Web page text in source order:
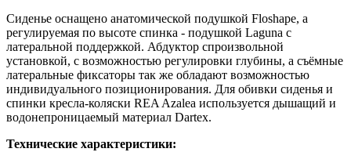
Сиденье оснащено анатомической подушкой Floshape, а
регулируемая по высоте спинка - подушкой Laguna с
латеральной поддержкой. Абдуктор спроизвольной
установкой, с возможностью регулировки глубины, а съёмные
латеральные фиксаторы так же обладают возможностью
индивидуального позиционирования. Для обивки сиденья и
спинки кресла-коляски REA Azalea используется дышащий и
водонепроницаемый материал Dartex.
Технические характеристики: